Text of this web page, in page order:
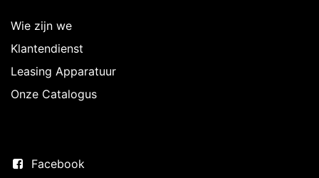
Wie zijn we
Klantendienst
Leasing Apparatuur
Onze Catalogus
Facebook